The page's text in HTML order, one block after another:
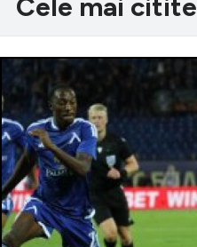
Cele mai citite